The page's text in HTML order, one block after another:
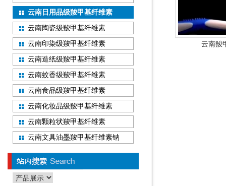
云南日用品级羧甲基纤维素
云南陶瓷级羧甲基纤维素
云南印染级羧甲基纤维素
云南造纸级羧甲基纤维素
云南蚊香级羧甲基纤维素
云南食品级羧甲基纤维素
云南化妆品级羧甲基纤维素
云南颗粒状羧甲基纤维素
云南文具油墨羧甲基纤维素钠
云南羧